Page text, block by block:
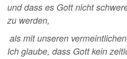
und dass es Gott nicht
zu werden,
als mit unseren
Ich glaube, dass Gott kein